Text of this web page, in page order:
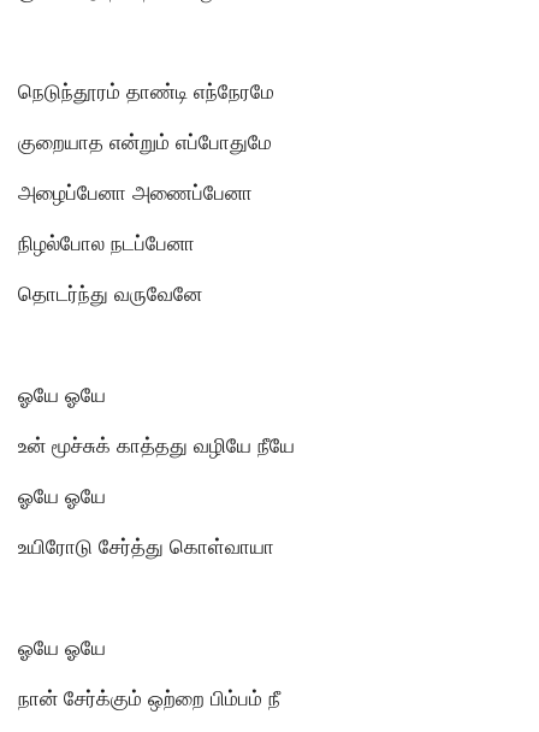
நெடுந்தூரம் தாண்டி எந்நேரமே
குறையாத என்றும் எப்போதுமே
அழைப்பேனா அணைப்பேனா
நிழல்போல நடப்பேனா
தொடர்ந்து வருவேனே
ஓயே ஓயே
உன் மூச்சுக் காத்தது வழியே நீயே
ஓயே ஓயே
உயிரோடு சேர்த்து கொள்வாயா
ஓயே ஓயே
நான் சேர்க்கும் ஒற்றை பிம்பம் நீ